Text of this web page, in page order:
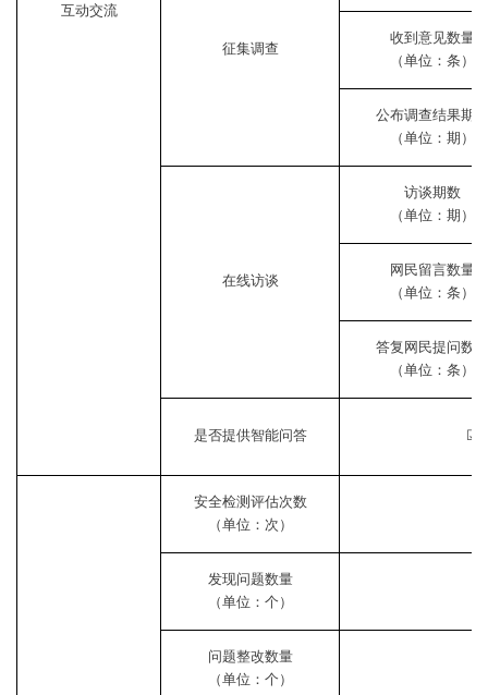
互动交流
征集调查
收到意见数量
（单位：条）
公布调查结果期数
（单位：期）
在线访谈
访谈期数
（单位：期）
网民留言数量
（单位：条）
答复网民提问数量
（单位：条）
是否提供智能问答 ☑
安全检测评估次数
（单位：次）
发现问题数量
（单位：个）
问题整改数量
（单位：个）